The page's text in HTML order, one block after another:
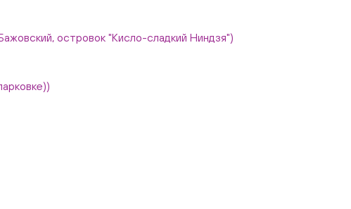
островок "Кисло-сладкий Ниндзя")